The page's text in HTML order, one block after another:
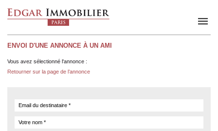
ENVOI D'UNE ANNONCE À UN AMI
Vous avez sélectionné l'annonce :
Retourner sur la page de l’annonce